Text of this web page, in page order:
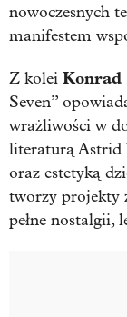
nowoczesnych
manifestem
Z kolei Konrad
Seven”
wrażliwości w
literaturą Astrid
oraz estetyką
tworzy projekty
pełne nostalgii,